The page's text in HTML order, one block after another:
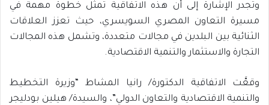
وتجدر الإشارة إلى أن هذه الاتفاقية تمثل خطوة مهمة في
مسيرة التعاون المصري السويسري، حيث تعزز العلاقات
الثنائية بين البلدين في مجالات متعددة، وتشمل هذه المجالات
التجارة والاستثمار والتنمية الاقتصادية.
وقعَّت الاتفاقية الدكتورة/ رانيا المشاط “وزيرة التخطيط
والتنمية الاقتصادية والتعاون الدولي”، والسيدة/ هيلين بودليجر